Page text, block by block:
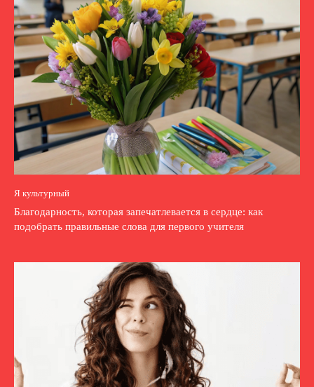
Я культурный
Благодарность, которая запечатлевается в сердце: как
подобрать правильные слова для первого учителя